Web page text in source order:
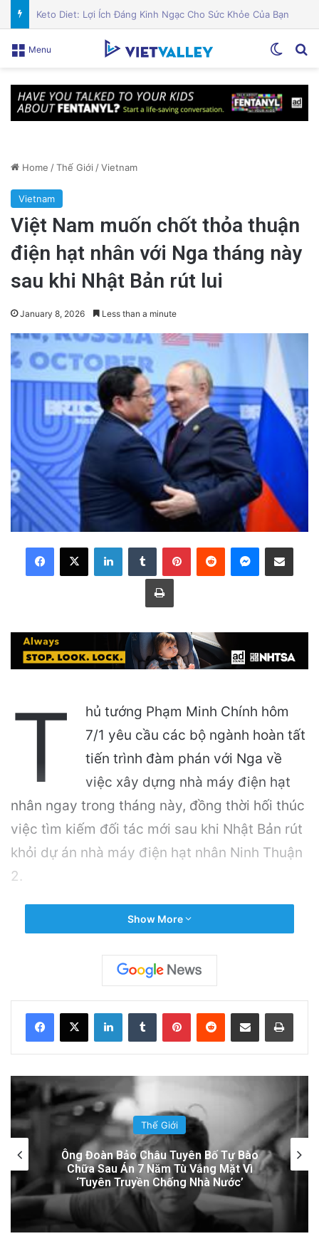
Cán bộ Việt Nam bị tố cáo tấn công tình dục hai nữ phục vụ tại New Zealand trước chuyến thăm của Thủ tướng Chính
Menu
Home /Thế Giới /Vietnam
Vietnam
Việt Nam muốn chốt thỏa thuận
điện hạt nhân với Nga tháng này
sau khi Nhật Bản rút lui
January 8, 2026 Less than a minute
LinkedInTumblr PinterestReddit Messenger
Share via Email
Print
T
hủ tướng Phạm Minh Chính hôm
7/1 yêu cầu các bộ ngành hoàn tất
tiến trình đàm phán với Nga về
việc xây dựng nhà máy điện hạt
nhân ngay trong tháng này, đồng thời hối thúc
việc tìm kiếm đối tác mới sau khi Nhật Bản rút
khỏi dự án nhà máy điện hạt nhân Ninh Thuận
2.
Cán bộ Việt Nam bị tố cáo tấn công tình dục
hai nữ phục vụ tại New Zealand trước chuyến
thăm của Thủ tướng Chính
7 hours ago
Lính Nga Nổ Súng Giết Đồng Đội và Tấn Công
Dân Thường Tại Crimea
20 hours ago
Đọc thêmRead More
advertisement
Show More
LinkedInTumblr PinterestReddit Share via Email Print
Thế Giới
Quy Nhơn: 40 Năm Khai Thác Đất Vẫn Bị
Xem Là Hoang Phế